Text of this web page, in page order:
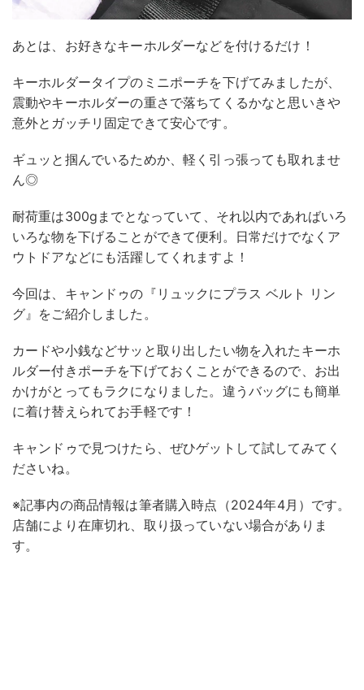
あとは、お好きなキーホルダーなどを付けるだけ！
キーホルダータイプのミニポーチを下げてみましたが、
震動やキーホルダーの重さで落ちてくるかなと思いきや
意外とガッチリ固定できて安心です。
ギュッと掴んでいるためか、軽く引っ張っても取れませ
ん◎
耐荷重は300gまでとなっていて、それ以内であればいろ
いろな物を下げることができて便利。日常だけでなくア
ウトドアなどにも活躍してくれますよ！
今回は、キャンドゥの『リュックにプラス ベルト リン
グ』をご紹介しました。
カードや小銭などサッと取り出したい物を入れたキーホ
ルダー付きポーチを下げておくことができるので、お出
かけがとってもラクになりました。違うバッグにも簡単
に着け替えられてお手軽です！
キャンドゥで見つけたら、ぜひゲットして試してみてく
ださいね。
※記事内の商品情報は筆者購入時点（2024年4月）です。
店舗により在庫切れ、取り扱っていない場合がありま
す。